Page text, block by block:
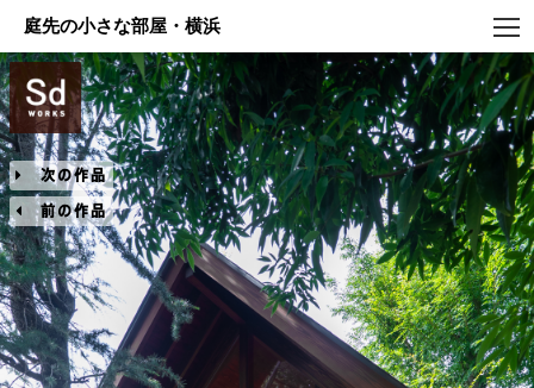
次の作品
前の作品
庭先の小さな部屋・横浜